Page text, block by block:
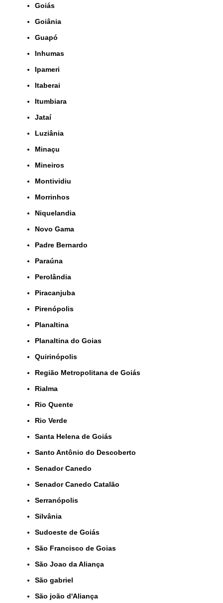
Goiás
Goiânia
Guapó
Inhumas
Ipameri
Itaberai
Itumbiara
Jataí
Luziânia
Minaçu
Mineiros
Montividiu
Morrinhos
Niquelandia
Novo Gama
Padre Bernardo
Paraúna
Perolândia
Piracanjuba
Pirenópolis
Planaltina
Planaltina do Goias
Quirinópolis
Região Metropolitana de Goiás
Rialma
Rio Quente
Rio Verde
Santa Helena de Goiás
Santo Antônio do Descoberto
Senador Canedo
Senador Canedo Catalão
Serranópolis
Silvânia
Sudoeste de Goiás
São Francisco de Goias
São Joao da Aliança
São gabriel
São joão d'Aliança